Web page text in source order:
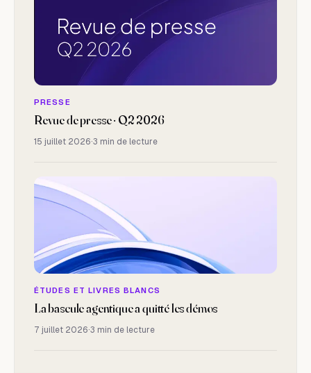
PRESSE
Revue de presse · Q2 2026
15 juillet 2026·3 min de lecture
ÉTUDES ET LIVRES BLANCS
La bascule agentique a quitté les démos
7 juillet 2026·3 min de lecture